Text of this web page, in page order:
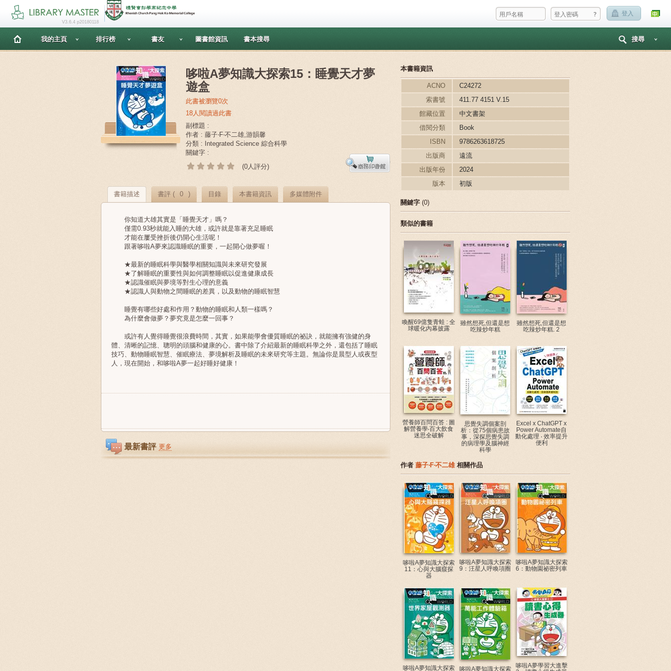
? 登入
V3.6.4 p20180118
我的主頁 排行榜 書友 圖書館資訊 書本搜尋 搜尋
哆啦A夢知識大探索15：睡覺天才夢
遊盒
此書被瀏覽0次
18人閱讀過此書
副標題 :
作者 : 藤子‧F‧不二雄,游韻馨
分類 : Integrated Science 綜合科學
關鍵字 :
(0人評分)
書籍描述 書評 ( 0 ) 目錄 本書籍資訊 多媒體附件
你知道大雄其實是「睡覺天才」嗎？
僅需0.93秒就能入睡的大雄，或許就是靠著充足睡眠
才能在屢受挫折後仍開心生活呢！
跟著哆啦A夢來認識睡眠的重要，一起開心做夢喔！
★最新的睡眠科學與醫學相關知識與未來研究發展
★了解睡眠的重要性與如何調整睡眠以促進健康成長
★認識催眠與夢境等對生心理的意義
★認識人與動物之間睡眠的差異，以及動物的睡眠智慧
睡覺有哪些好處和作用？動物的睡眠和人類一樣嗎？
為什麼會做夢？夢究竟是怎麼一回事？
或許有人覺得睡覺很浪費時間，其實，如果能學會優質睡眠的祕訣，就能擁有強健的身
體、清晰的記憶、聰明的頭腦和健康的心。書中除了介紹最新的睡眠科學之外，還包括了睡眠
技巧、動物睡眠智慧、催眠療法、夢境解析及睡眠的未來研究等主題。無論你是晨型人或夜型
人，現在開始，和哆啦A夢一起好睡好健康！
最新書評 更多
本書籍資訊
ACNO
C24272
索書號
411.77 4151 V.15
館藏位置
中文書架
借閱分類
Book
ISBN
9786263618725
出版商
遠流
出版年份
2024
版本
初版
關鍵字 (0)
類似的書籍
喚醒69億隻青蛙 : 全
球暖化內幕披露
雖然想死,但還是想
吃辣炒年糕
雖然想死,但還是想
吃辣炒年糕. 2
營養師百問百答 : 圖
解營養學‧百大飲食
迷思全破解
思覺失調個案剖
析：從75個病患故
事，深探思覺失調
的病理學及腦神經
科學
Excel x ChatGPT x
Power Automate自
動化處理 ‧ 效率提升
便利
作者 藤子‧F‧不二雄相關作品
哆啦A夢知識大探索
11：心與大腦窺探
器
哆啦A夢知識大探索
9：汪星人呼喚項圈
哆啦A夢知識大探索
6：動物園祕密列車
哆啦A夢知識大探索 哆啦A夢知識大探索
哆啦A夢學習大進擊